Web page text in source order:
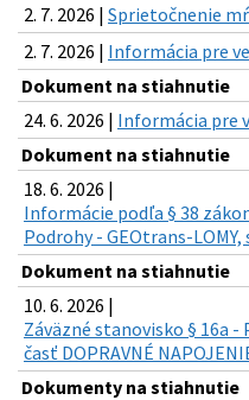
2. 7. 2026 | Sprietočnenie
2. 7. 2026 | Informácia pre
Dokument na stiahnutie
24. 6. 2026 | Informácia pre
Dokument na stiahnutie
18. 6. 2026 |
Informácie podľa § 38
Podrohy - GEOtrans-LOMY,
Dokument na stiahnutie
10. 6. 2026 |
Záväzné stanovisko § 16a -
časť DOPRAVNÉ
Dokumenty na stiahnutie